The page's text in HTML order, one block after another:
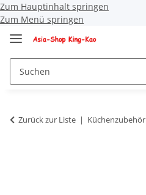
Zum Hauptinhalt springen
Zum Menü springen
Zurück zur Liste Küchenzubehör